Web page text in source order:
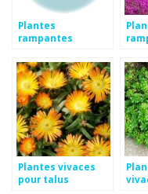
Plantes
rampantes
Plantes vivaces
pour talus